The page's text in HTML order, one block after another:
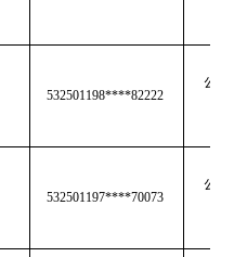
532501198****82222
公共
532501197****70073
公共